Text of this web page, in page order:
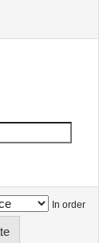
In order